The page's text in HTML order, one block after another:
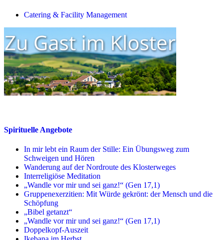
Catering & Facility Management
Spirituelle Angebote
In mir lebt ein Raum der Stille: Ein Übungsweg zum
Schweigen und Hören
Wanderung auf der Nordroute des Klosterweges
Interreligiöse Meditation
„Wandle vor mir und sei ganz!“ (Gen 17,1)
Gruppenexerzitien: Mit Würde gekrönt: der Mensch und die
Schöpfung
„Bibel getanzt“
„Wandle vor mir und sei ganz!“ (Gen 17,1)
Doppelkopf-Auszeit